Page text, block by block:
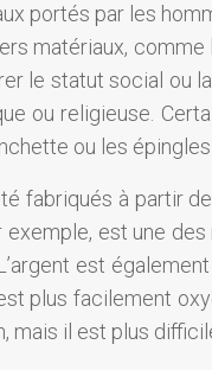
portés par les
matériaux, comme
le statut social ou
ou religieuse.
ou les épingles
fabriqués à partir
exemple, est une
est
plus facilement
il est plus